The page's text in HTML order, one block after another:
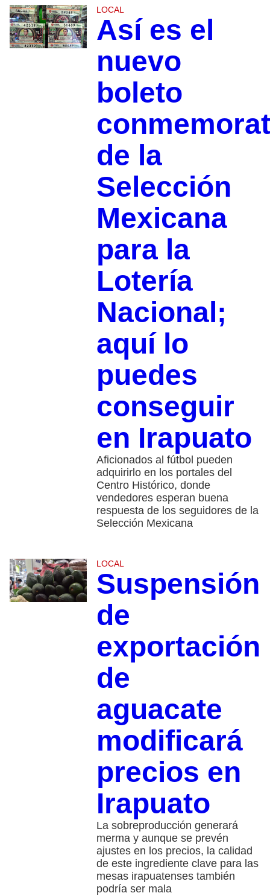
LOCAL
Así es el
nuevo
boleto
de la
Selección
Mexicana
para la
Lotería
Nacional;
aquí lo
puedes
conseguir
en Irapuato
Aficionados al fútbol pueden
adquirirlo en los portales del
Centro Histórico, donde
vendedores esperan buena
respuesta de los seguidores de la
Selección Mexicana
LOCAL
Suspensión
de
exportación
de
aguacate
modificará
precios en
Irapuato
La sobreproducción generará
merma y aunque se prevén
ajustes en los precios, la calidad
de este ingrediente clave para las
mesas irapuatenses también
podría ser mala